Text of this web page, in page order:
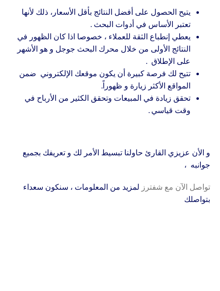
يتيح الحصول على أفضل النتائج بأقل الأسعار، ذلك لأنها
تعتبر الأساس في أدوات البحث .
يعطي إنطباع الثقة للعملاء ، خصوصا اذا كان الظهور في
النتائج الأولى من خلال محرك البحث جوجل و هو الأشهر
على الإطلاق .
تتيح لك فرصة كبيرة أن يكون موقعك الإلكتروني ضمن
المواقع الأكثر زيارة و ظهوراً.
تحقق زيادة في المبيعات وتحقق الكثير من الأرباح في
وقت قياسي .
و الأن عزيزي القارئ حاولنا تبسيط الأمر لك و تعريفك بجميع
جوانبه ،
تواصل الآن مع شفترز لمزيد من المعلومات ، سنكون سعداء
بتواصلك